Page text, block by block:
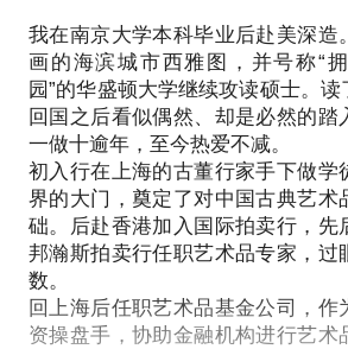
通过一起看展，学习掌握“看懂”一
次指标。
预约须知：
术业有专攻，我的专业方向偏古典
以博物馆美术馆的中西方经典艺术
当代；不涉及前卫/装置/影像等展览
主要参观博物馆美术馆的大展特展
卖门票的商业展览
近期推荐展览：
上海博物馆 「大英博物馆100件藏品
上海博物馆 「中国古代绘画馆常设
中国艺术品市场靠谱吗？
买到赝品怎么办？
去哪里购买合适的艺术品？
面对您的各种疑问，我将分享个人
艺术品收藏投资保驾护航：
具备收藏/投资价值的艺术品种类介
艺术品市场的构成运作规律；
艺术品价格的形成机制；
作为投资标的的艺术品特性；
艺术品鉴赏和鉴定的知识了解；
艺术品市场的风险；
我在南京大学本科毕业后赴美深造
画的海滨城市西雅图，并号称“
园”的华盛顿大学继续攻读硕士。读
回国之后看似偶然、却是必然的踏
一做十逾年，至今热爱不减。
初入行在上海的古董行家手下做学
界的大门，奠定了对中国古典艺术
础。后赴香港加入国际拍卖行，先
邦瀚斯拍卖行任职艺术品专家，过
数。
回上海后任职艺术品基金公司，作
资操盘手，协助金融机构进行艺术